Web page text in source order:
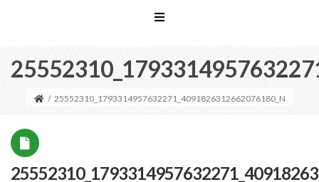
/ 25552310_1793314957632271_4091826312662076180_N